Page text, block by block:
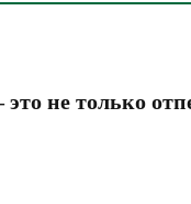
не только